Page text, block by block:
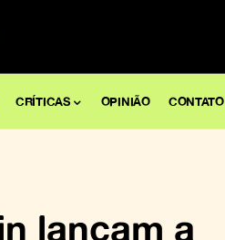
CRÍTICAS OPINIÃO CONTATO
lançam a